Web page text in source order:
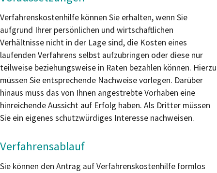
Verfahrenskostenhilfe können Sie erhalten, wenn Sie
aufgrund Ihrer persönlichen und wirtschaftlichen
Verhältnisse nicht in der Lage sind, die Kosten eines
laufenden Verfahrens selbst aufzubringen oder diese nur
teilweise beziehungsweise in Raten bezahlen können. Hierzu
müssen Sie entsprechende Nachweise vorlegen. Darüber
hinaus muss das von Ihnen angestrebte Vorhaben eine
hinreichende Aussicht auf Erfolg haben. Als Dritter müssen
Sie ein eigenes schutzwürdiges Interesse nachweisen.
Verfahrensablauf
Sie können den Antrag auf Verfahrenskostenhilfe formlos